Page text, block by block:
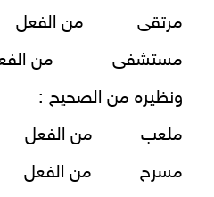
مرتقى من الفعل
مستشفى من
ونظيره من الصحيح :
ملعب من الفعل
مسرح من الفعل